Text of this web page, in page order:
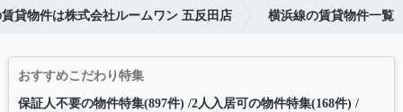
貸物件は株式会社ルームワン 五反田店 横浜線の賃貸物件一覧
おすすめこだわり特集
保証人不要の物件特集(897件) 2人入居可の物件特集(168件)